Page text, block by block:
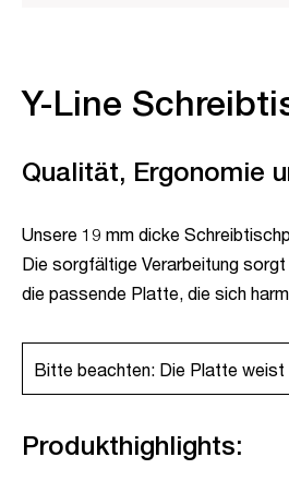
Y-Line
Qualität, Ergonomie
Unsere 19 mm dicke
Die sorgfältige Verarbeitung
die passende Platte, die sich
Bitte beachten: Die Platte weist
Produkthighlights: